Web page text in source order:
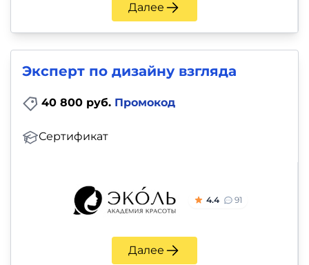
Далее
Эксперт по дизайну взгляда
40 800 руб. Промокод
Сертификат
4.4 91
Далее